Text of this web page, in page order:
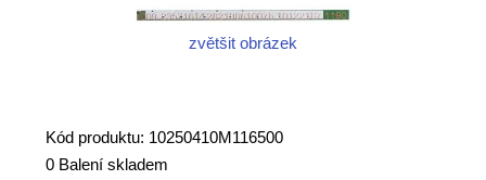
zvětšit obrázek
Kód produktu: 10250410M116500
0 Balení skladem